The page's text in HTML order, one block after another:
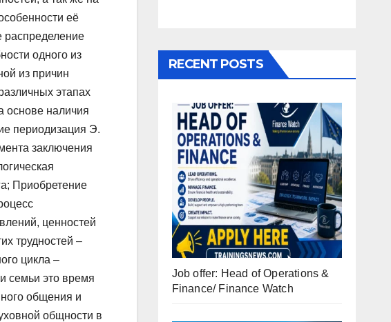
её
распределение
одного из
из причин
этапах
основе наличия
периодизация Э.
заключения
Приобретение
ценностей
трудностей –
цикла –
семьи это время
общения и
общности в
RECENT POSTS
Job offer: Head of Operations &
Finance/ Finance Watch